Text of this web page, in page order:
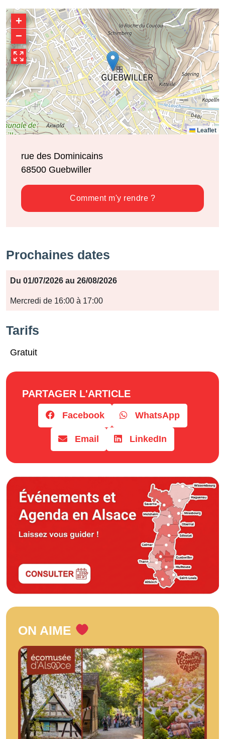
+
−
Leaflet
rue des Dominicains
68500 Guebwiller
Comment m'y rendre ?
Prochaines dates
Période
Jours
Du 01/07/2026 au 26/08/2026
Mercredi de 16:00 à 17:00
Tarifs
Gratuit
PARTAGER L'ARTICLE
Facebook WhatsApp
Email LinkedIn
ON AIME